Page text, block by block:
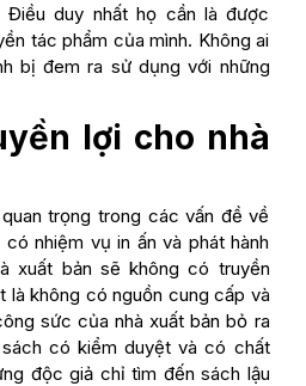
Điều duy nhất họ cần là được
tác phẩm của mình. Không ai
bị đem ra sử dụng với những
lợi cho nhà
trọng trong các vấn đề về
nhiệm vụ in ấn và phát hành
xuất bản sẽ không có truyền
là không có nguồn cung cấp và
sức của nhà xuất bản bỏ ra
có kiểm duyệt và có chất
độc giả chỉ tìm đến sách lậu